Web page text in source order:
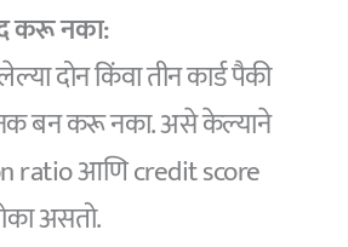
करू नका:
दोन किंवा तीन कार्ड पैकी
बन करू नका. असे केल्याने
ratio आणि credit score
असतो.